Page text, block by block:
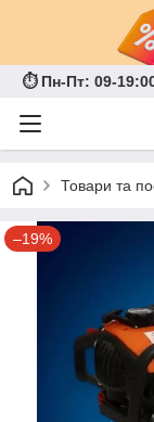
⏱ Пн-Пт: 09-
Товари та
–19%